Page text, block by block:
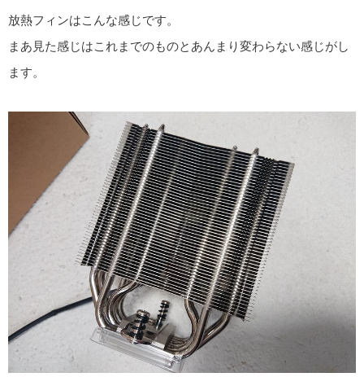
放熱フィンはこんな感じです。
まあ見た感じはこれまでのものとあんまり変わらない感じがし
ます。